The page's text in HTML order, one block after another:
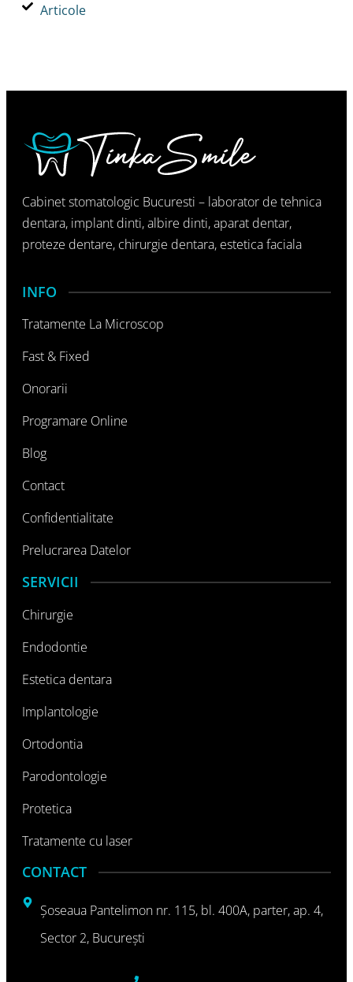
Articole
Cabinet stomatologic Bucuresti – laborator de tehnica
dentara, implant dinti, albire dinti, aparat dentar,
proteze dentare, chirurgie dentara, estetica faciala
INFO
Tratamente La Microscop
Fast & Fixed
Onorarii
Programare Online
Blog
Contact
Confidentialitate
Prelucrarea Datelor
SERVICII
Chirurgie
Endodontie
Estetica dentara
Implantologie
Ortodontia
Parodontologie
Protetica
Tratamente cu laser
CONTACT
Şoseaua Pantelimon nr. 115, bl. 400A, parter, ap. 4,
Sector 2, Bucureşti